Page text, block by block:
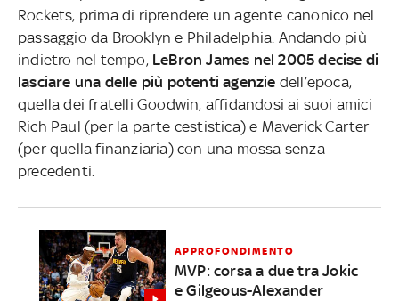
Rockets, prima di riprendere un agente canonico nel
passaggio da Brooklyn e Philadelphia. Andando più
indietro nel tempo, LeBron James nel 2005 decise di
lasciare una delle più potenti agenzie dell’epoca,
quella dei fratelli Goodwin, affidandosi ai suoi amici
Rich Paul (per la parte cestistica) e Maverick Carter
(per quella finanziaria) con una mossa senza
precedenti.
APPROFONDIMENTO
MVP: corsa a due tra Jokic
e Gilgeous-Alexander